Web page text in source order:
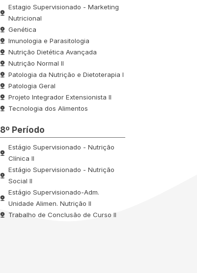
Estagio Supervisionado - Marketing
Nutricional
Genética
Imunologia e Parasitologia
Nutrição Dietética Avançada
Nutrição Normal II
Patologia da Nutrição e Dietoterapia I
Patologia Geral
Projeto Integrador Extensionista II
Tecnologia dos Alimentos
8º Período
Estágio Supervisionado - Nutrição
Clínica II
Estágio Supervisionado - Nutrição
Social II
Estágio Supervisionado-Adm.
Unidade Alimen. Nutrição II
Trabalho de Conclusão de Curso II